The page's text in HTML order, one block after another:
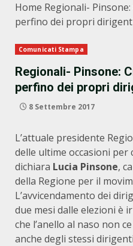
Home Regionali-
perfino dei propri
Comunicati Stampa
Regionali- Pinsone:
perfino dei propri
8 Settembre 2017
L’attuale presidente
delle ultime occasioni per
dichiara Lucia Pinsone,
della Regione per il
L’avvicendamento dei
due mesi dalle elezioni è
che l’anello al naso non
anche degli stessi